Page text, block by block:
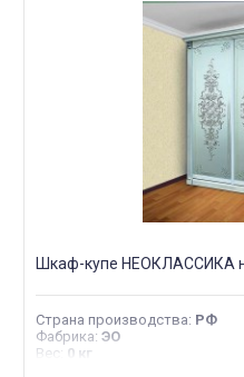
Шкаф-купе НЕОКЛАССИКА
Страна производства: РФ
Фабрика: ЭО
Вес : 0 кг